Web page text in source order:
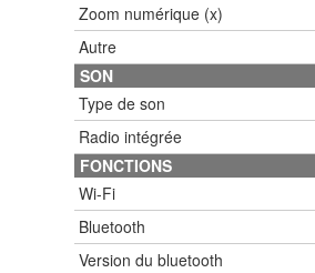
Zoom numérique (x)
Autre
SON
Type de son
Radio intégrée
FONCTIONS
Wi-Fi
Bluetooth
Version du bluetooth